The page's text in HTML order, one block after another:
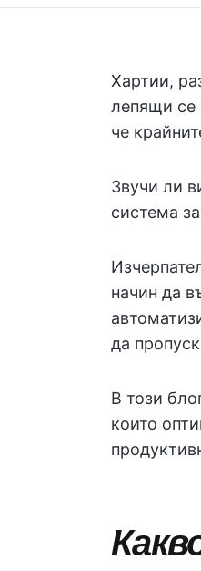
Хартии,
лепящи се
че
Звучи ли
система
начин да
да
В този
които